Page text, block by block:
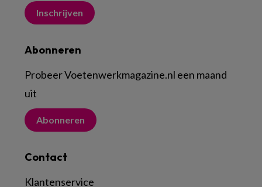
Inschrijven
Abonneren
Probeer Voetenwerkmagazine.nl een maand
uit
Abonneren
Contact
Klantenservice